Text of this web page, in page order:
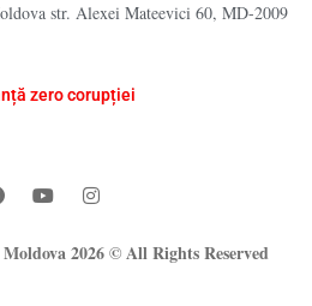
str. Alexei Mateevici 60, MD-2009
zero corupției
2026 © All Rights Reserved